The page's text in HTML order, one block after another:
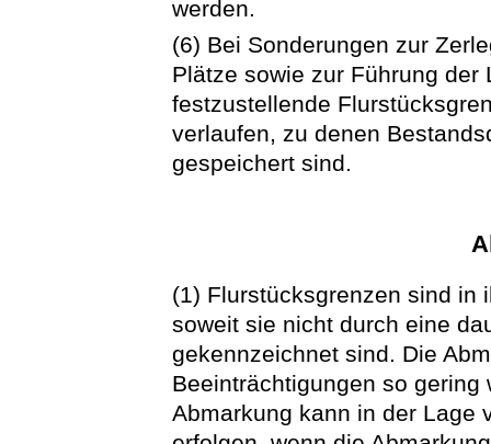
werden.
(6) Bei Sonderungen zur
Plätze sowie zur Führung
festzustellende
verlaufen, zu denen
gespeichert sind.
(1) Flurstücksgrenzen sind in
soweit sie nicht durch eine
gekennzeichnet sind. Die
Beeinträchtigungen so
Abmarkung kann in der Lage